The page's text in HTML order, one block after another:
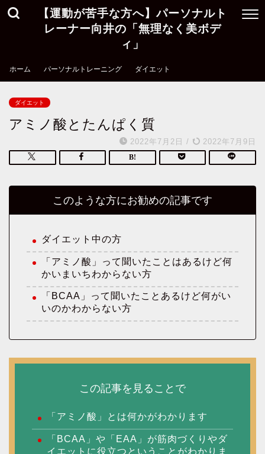
【運動が苦手な方へ】パーソナルト
レーナー向井の「無理なく美ボデ
ィ」
ホーム パーソナルトレーニング ダイエット
ダイエット
アミノ酸とたんぱく質
2022年7月2日 / 2022年7月9日
このような方にお勧めの記事です
ダイエット中の方
「アミノ酸」って聞いたことはあるけど何
かいまいちわからない方
「BCAA」って聞いたことあるけど何がい
いのかわからない方
この記事を見ることで
「アミノ酸」とは何かがわかります
「BCAA」や「EAA」が筋肉づくりやダ
イエットに役立つということがわかりま